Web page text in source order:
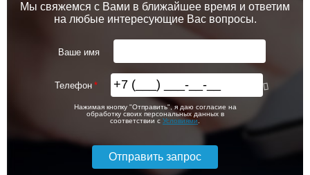
Мы свяжемся с Вами в ближайшее время и ответим
на любые интересующие Вас вопросы.
Ваше имя
Телефон
Нажимая кнопку "Отправить", я даю согласие на
обработку своих персональных данных в
соответствии с Условиями